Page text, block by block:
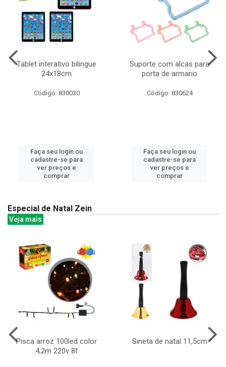
Tablet interativo bilingue
24x18cm
Código: 830030
Faça seu login ou
cadastre-se para
ver preços e
comprar
Suporte com alcas para
porta de armario
Código: 830624
Faça seu login ou
cadastre-se para
ver preços e
comprar
Especial de Natal Zein
Veja mais
Pisca arroz 100led color
4,2m 220v 8f
Sineta de natal 11,5cm